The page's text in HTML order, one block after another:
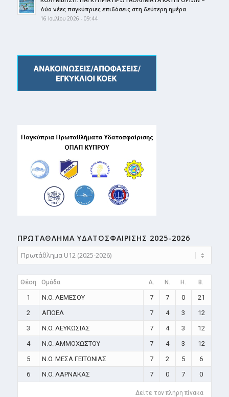
Δύο νέες παγκύπριες επιδόσεις στη δεύτερη ημέρα
16 Ιουλίου 2026 - 09:44
ΠΡΩΤΑΘΛΗMA ΥΔΑΤΟΣΦΑΙΡΙΣΗΣ 2025-2026
Θέση Ομάδα A. N. H. B.
1 N.O. ΛΕΜΕΣΟΥ 7 7 0
21
2
ΑΠΟΕΛ 7 4 3
12
3
N.O. ΛΕΥΚΩΣΙΑΣ 7 4 3
12
4
N.O. ΑΜΜΟΧΩΣΤΟΥ 7 4 3
12
5
N.O. ΜΕΣΑ ΓΕΙΤΟΝΙΑΣ 7 2 5
6
6
N.O. ΛΑΡΝΑΚΑΣ 7 0 7 0
Δείτε τον πλήρη πίνακα